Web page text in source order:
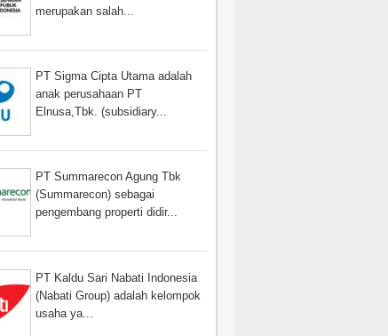
merupakan salah...
PT Sigma Cipta Utama adalah
anak perusahaan PT
Elnusa,Tbk. (subsidiary...
PT Summarecon Agung Tbk
(Summarecon) sebagai
pengembang properti didir...
PT Kaldu Sari Nabati Indonesia
(Nabati Group) adalah kelompok
usaha ya...